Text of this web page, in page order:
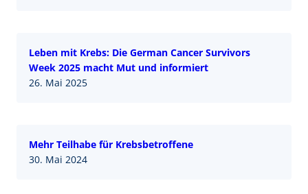
Leben mit Krebs: Die German Cancer Survivors
Week 2025 macht Mut und informiert
26. Mai 2025
Mehr Teilhabe für Krebsbetroffene
30. Mai 2024